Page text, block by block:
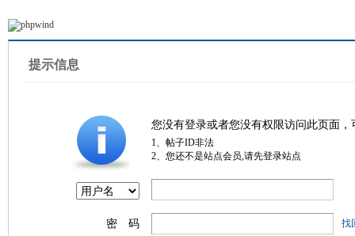
提示信息
您没有登录或者您没有权限访问此页面
1、帖子ID非法
2、您还不是站点会员,请先登录站点
密 码 找